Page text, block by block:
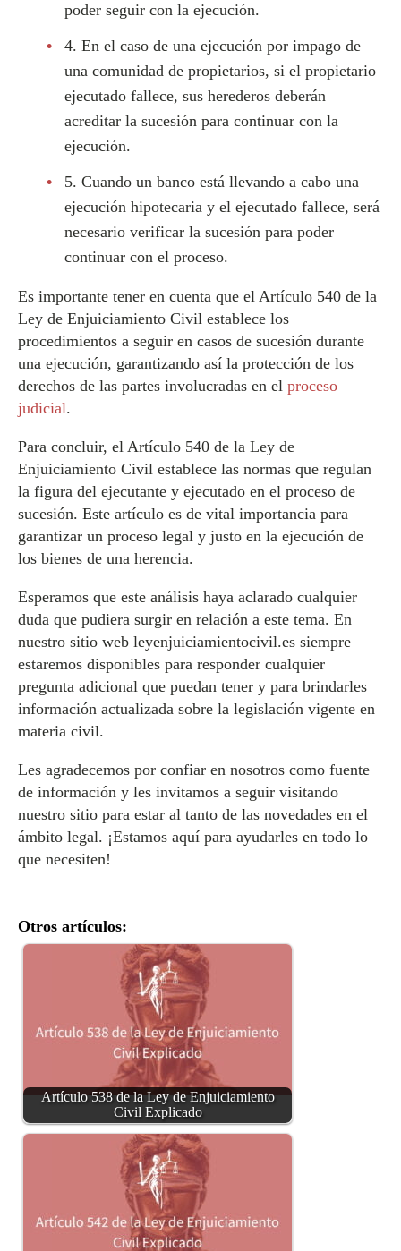
poder seguir con la ejecución.
4. En el caso de una ejecución por impago de
una comunidad de propietarios, si el propietario
ejecutado fallece, sus herederos deberán
acreditar la sucesión para continuar con la
ejecución.
5. Cuando un banco está llevando a cabo una
ejecución hipotecaria y el ejecutado fallece, será
necesario verificar la sucesión para poder
continuar con el proceso.
Es importante tener en cuenta que el Artículo 540 de la
Ley de Enjuiciamiento Civil establece los
procedimientos a seguir en casos de sucesión durante
una ejecución, garantizando así la protección de los
derechos de las partes involucradas en el proceso
judicial.
Para concluir, el Artículo 540 de la Ley de
Enjuiciamiento Civil establece las normas que regulan
la figura del ejecutante y ejecutado en el proceso de
sucesión. Este artículo es de vital importancia para
garantizar un proceso legal y justo en la ejecución de
los bienes de una herencia.
Esperamos que este análisis haya aclarado cualquier
duda que pudiera surgir en relación a este tema. En
nuestro sitio web leyenjuiciamientocivil.es siempre
estaremos disponibles para responder cualquier
pregunta adicional que puedan tener y para brindarles
información actualizada sobre la legislación vigente en
materia civil.
Les agradecemos por confiar en nosotros como fuente
de información y les invitamos a seguir visitando
nuestro sitio para estar al tanto de las novedades en el
ámbito legal. ¡Estamos aquí para ayudarles en todo lo
que necesiten!
Otros artículos:
Artículo 538 de la Ley de Enjuiciamiento
Civil Explicado